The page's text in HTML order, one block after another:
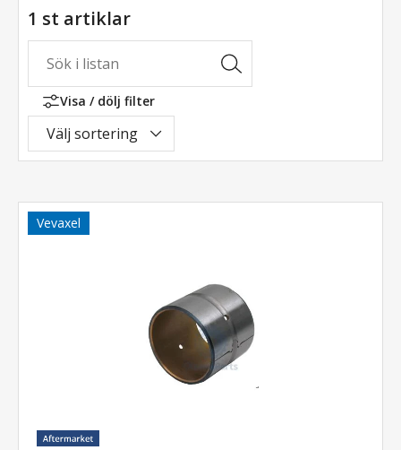
1 st artiklar
Visa / dölj filter
Välj sortering
Vevaxel